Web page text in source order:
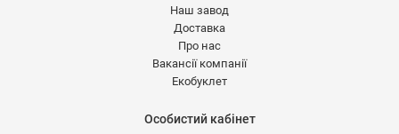
Наш завод
Доставка
Про нас
Вакансії компанії
Екобуклет
Особистий кабінет